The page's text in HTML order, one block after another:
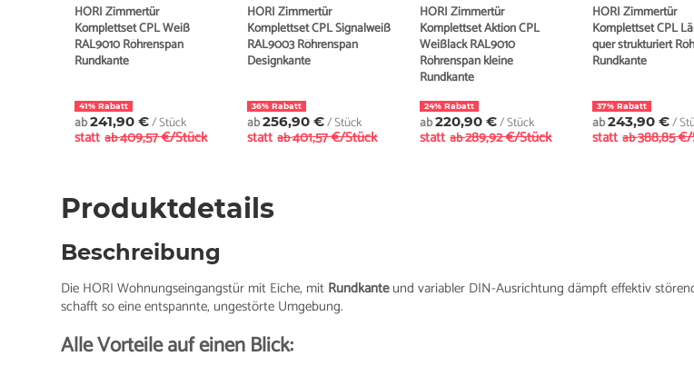
HORI Zimmertür
Komplettset CPL Weiß
RAL9010 Röhrenspan
Rundkante
41% Rabatt
ab241,90 €/ Stück
statt ab409,57 €/Stück
HORI Zimmertür
Komplettset CPL Signalweiß
RAL9003 Röhrenspan
Designkante
36% Rabatt
ab256,90 €/ Stück
statt ab401,57 €/Stück
HORI Zimmertür
Komplettset Aktion CPL
Weißlack RAL9010
Röhrenspan kleine
Rundkante
24% Rabatt
ab220,90 €/ Stück
statt ab289,92 €/Stück
HORI Zimmertür
Komplettset CPL
quer strukturiert
Rundkante
37% Rabatt
ab243,90 €/
statt ab388,85
Produktdetails
Beschreibung
Die HORI Wohnungseingangstür mit Eiche, mit Rundkanteund variabler DIN-Ausrichtung dämpft effektiv
schafft so eine entspannte, ungestörte Umgebung.
Alle Vorteile auf einen Blick: